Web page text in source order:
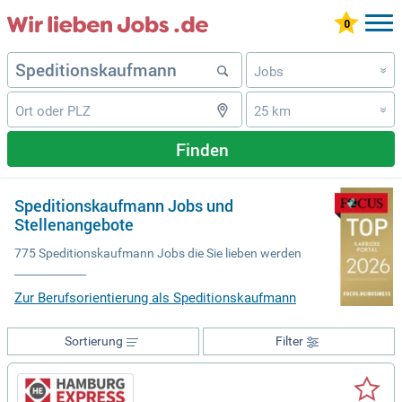
Jobs »
25 km »
Finden
Speditionskaufmann Jobs und
Stellenangebote
775 Speditionskaufmann Jobs die Sie lieben werden
Zur Berufsorientierung als Speditionskaufmann
Filter
Sortierung